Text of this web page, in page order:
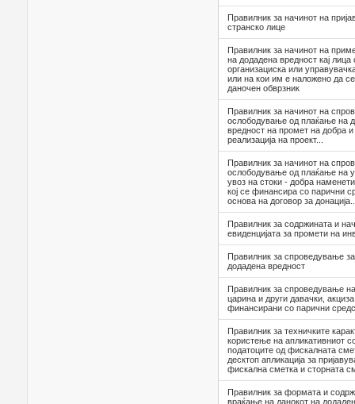
Правилник за начинот на
странско лице
Правилник за начинот на
на додадена вредност кај лица
организациска или
или на кои им е наложено да
даночен обврзник
Правилник за начинот на
ослободување од плаќање на
вредност на промет на добра
реализација на проект...
Правилник за начинот на
ослободување од плаќање на
увоз на стоки - добра
кој се финансира со парични
основа на договор за
Правилник за содржината и
евиденцијата за промети на
Правилник за спроведување
додадена вредност
Правилник за спроведување
царина и други давачки,
финансирани со парични
Правилник за техничките
користење на апликативниот
податоците од фискалната
десктоп апликација за
фискална сметка и сторната
Правилник за формата и
враќање на данокот на